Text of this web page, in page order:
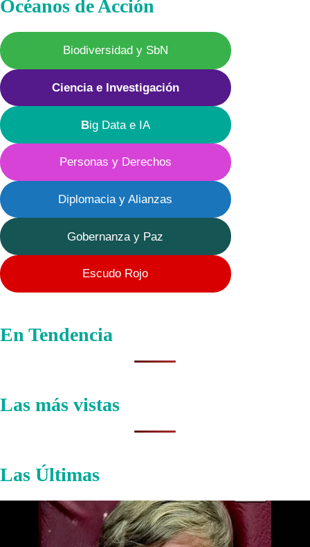
Océanos de Acción
Biodiversidad y SbN
Ciencia e Investigación
Big Data e IA
Personas y Derechos
Diplomacia y Alianzas
Gobernanza y Paz
Escudo Rojo
En Tendencia
Las más vistas
Las Últimas